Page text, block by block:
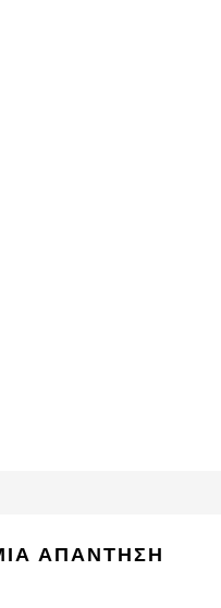
ΑΠΆΝΤΗΣΗ